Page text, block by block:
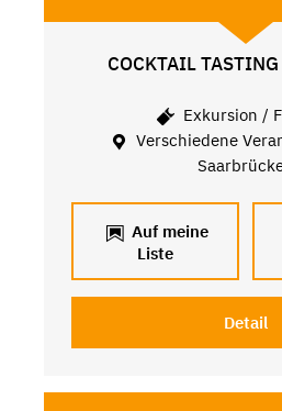
COCKTAIL
Exkursion /
Verschiedene
Auf meine
Liste
Detail